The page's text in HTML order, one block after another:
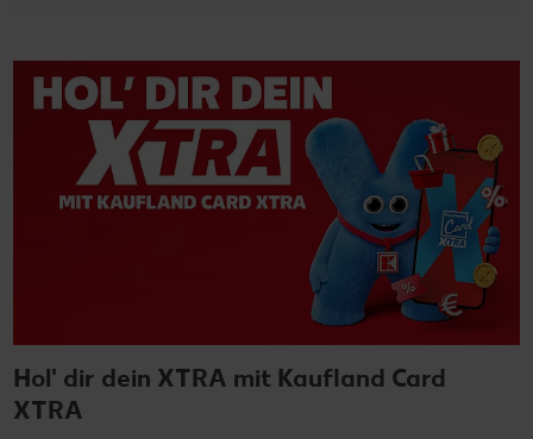
Hol' dir dein XTRA mit Kaufland Card
XTRA